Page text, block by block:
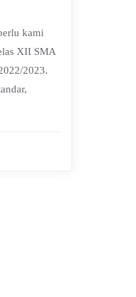
kami
XII SMA
2023.